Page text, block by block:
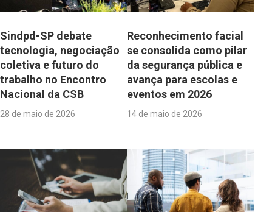
Sindpd-SP debate
tecnologia, negociação
coletiva e futuro do
trabalho no Encontro
Nacional da CSB
28 de maio de 2026
Reconhecimento facial
se consolida como pilar
da segurança pública e
avança para escolas e
eventos em 2026
14 de maio de 2026